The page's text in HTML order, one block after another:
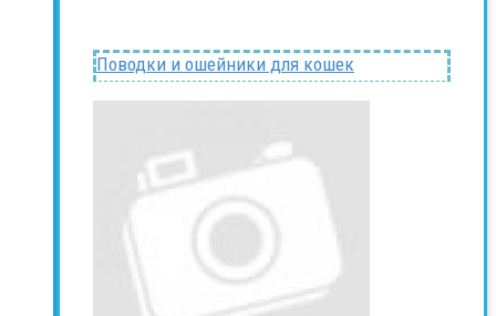
Поводки и ошейники для кошек